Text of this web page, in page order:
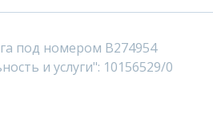
под номером B274954
и услуги": 10156529/0